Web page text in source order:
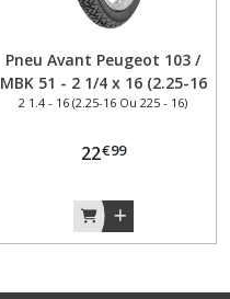
Pneu Avant Peugeot 103 /
MBK 51 - 2 1/4 x 16 (2.25-16
ou 225-16 ) Vee Rubber
polyvalence– cyclomoteur
2 1.4 - 16 (2.25-16 Ou 225 - 16)
22€99